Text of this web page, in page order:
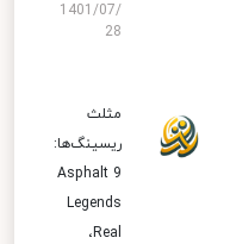
1401/07/
28
مثلث
ریسینگ‌ها:
Asphalt 9
Legends
،Real